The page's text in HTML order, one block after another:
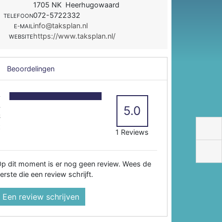
1705 NK Heerhugowaard
TELEFOON072-5722332
E-MAILinfo@taksplan.nl
WEBSITEhttps://www.taksplan.nl/
Beoordelingen
5.0
1 Reviews
dit moment is er nog geen review. Wees de
die een review schrijft.
Een review schrijven